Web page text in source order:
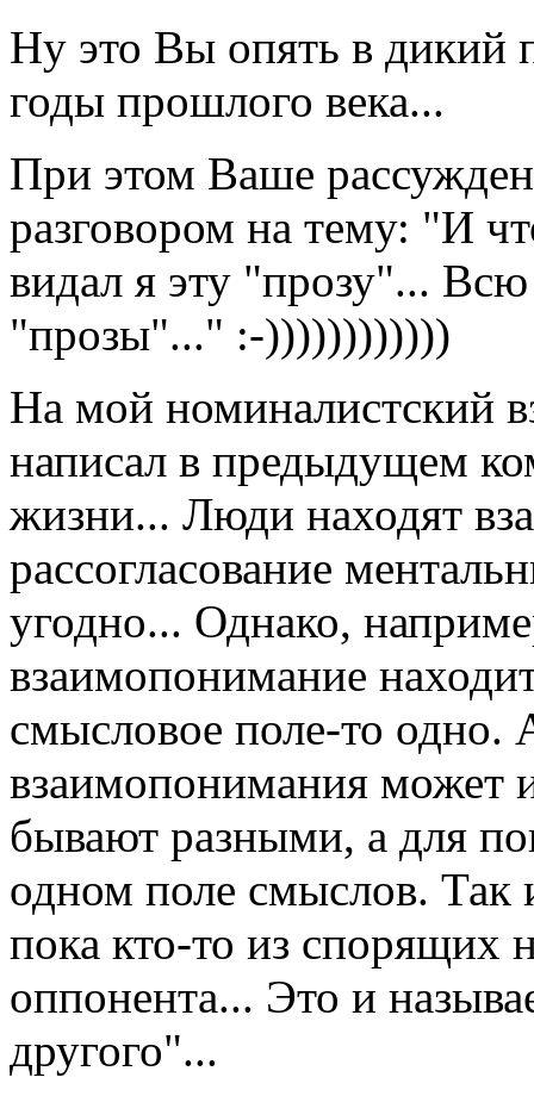
Ну это Вы опять в дикий
годы прошлого века...
При этом Ваше
разговором на тему: "И
видал я эту "прозу"... Всю
"прозы"..." :-))))))))))))
На мой номиналистский
написал в предыдущем
жизни... Люди находят
рассогласование
угодно... Однако,
взаимопонимание
смысловое поле-то одно.
взаимопонимания может
бывают разными, а для
одном поле смыслов. Так
пока кто-то из спорящих
оппонента... Это и
другого"...